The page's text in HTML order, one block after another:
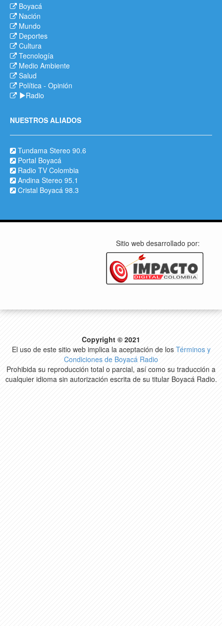
Boyacá
Nación
Mundo
Deportes
Cultura
Tecnología
Medio Ambiente
Salud
Política - Opinión
Radio
NUESTROS ALIADOS
Tundama Stereo 90.6
Portal Boyacá
Radio TV Colombia
Andina Stereo 95.1
Cristal Boyacá 98.3
Sitio web desarrollado por:
Copyright © 2021
El uso de este sitio web implica la aceptación de los Términos y
Condiciones de Boyacá Radio
Prohibida su reproducción total o parcial, así como su traducción a
cualquier idioma sin autorización escrita de su titular Boyacá Radio.